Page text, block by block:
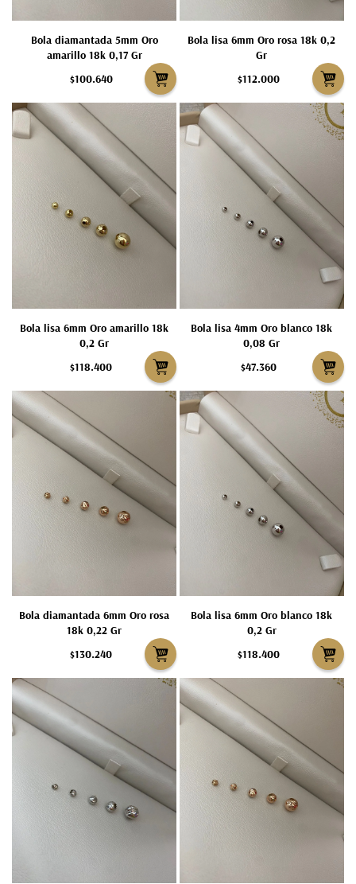
Bola diamantada 5mm Oro
amarillo 18k 0,17 Gr
$100.640
Bola lisa 6mm Oro rosa 18k 0,2
Gr
$112.000
Bola lisa 6mm Oro amarillo 18k
0,2 Gr
$118.400
Bola lisa 4mm Oro blanco 18k
0,08 Gr
$47.360
Bola diamantada 6mm Oro rosa
18k 0,22 Gr
$130.240
Bola lisa 6mm Oro blanco 18k
0,2 Gr
$118.400